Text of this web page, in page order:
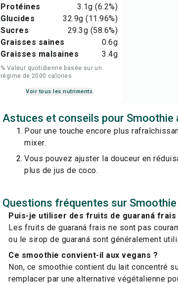
Protéines
3.1g (6.2%)
Glucides
32.9g (11.96%)
Sucres
29.3g (58.6%)
Graisses saines
0.6g
Graisses malsaines
3.4g
% Valeur quotidienne basée sur un
régime de 2000 calories
Voir tous les nutriments
Astuces et conseils pour Smoothie
Pour une touche encore plus
mixer.
Vous pouvez ajuster la douceur en
plus de jus de coco.
Questions fréquentes sur Smoothie
Puis-je utiliser des fruits de guaraná frais
Les fruits de guaraná frais ne sont pas
ou le sirop de guaraná sont généralement
Ce smoothie convient-il aux vegans ?
Non, ce smoothie contient du lait concentré
remplacer par une alternative végétalienne